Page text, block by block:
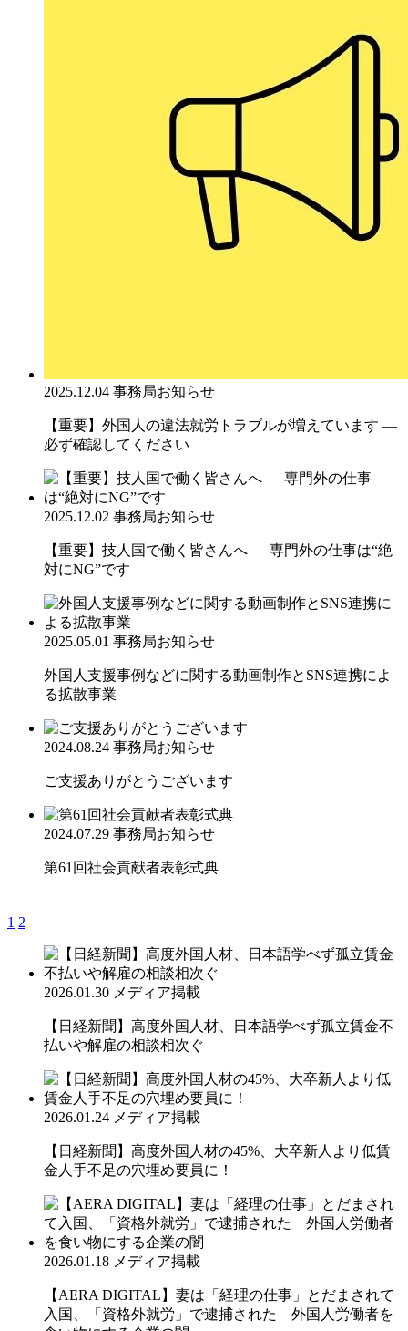
2025.12.04 事務局お知らせ
【重要】外国人の違法就労トラブルが増えています ―
必ず確認してください
2025.12.02 事務局お知らせ
【重要】技人国で働く皆さんへ ― 専門外の仕事は“絶
対にNG”です
2025.05.01 事務局お知らせ
外国人支援事例などに関する動画制作とSNS連携によ
る拡散事業
2024.08.24 事務局お知らせ
ご支援ありがとうございます
2024.07.29 事務局お知らせ
第61回社会貢献者表彰式典
1 2
2026.01.30 メディア掲載
【日経新聞】高度外国人材、日本語学べず孤立賃金不
払いや解雇の相談相次ぐ
2026.01.24 メディア掲載
【日経新聞】高度外国人材の45%、大卒新人より低賃
金人手不足の穴埋め要員に！
2026.01.18 メディア掲載
【AERA DIGITAL】妻は「経理の仕事」とだまされて
入国、「資格外就労」で逮捕された 外国人労働者を